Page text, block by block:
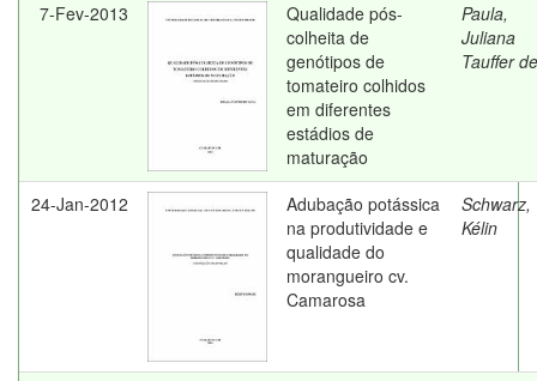
7-Fev-2013
Qualidade pós-
colheita de
genótipos de
tomateiro colhidos
em diferentes
estádios de
maturação
Paula,
Juliana
Tauffer de
24-Jan-2012
Adubação potássica
na produtividade e
qualidade do
morangueiro cv.
Camarosa
Schwarz,
Kélin